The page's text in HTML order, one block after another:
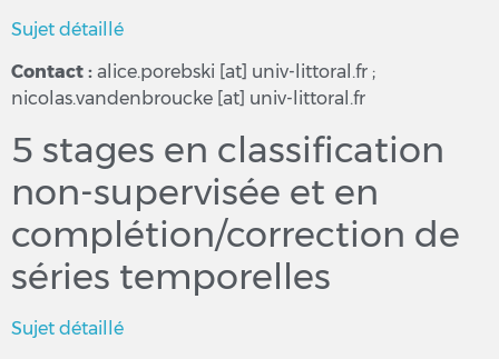
Sujet détaillé
Contact : alice.porebski [at] univ-littoral.fr ;
nicolas.vandenbroucke [at] univ-littoral.fr
5 stages en classification
non-supervisée et en
complétion/correction de
séries temporelles
Sujet détaillé